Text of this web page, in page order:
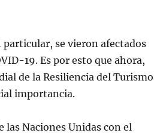
se vieron afectados
19. Es por esto que ahora,
de la Resiliencia del
importancia.
las Naciones Unidas con el